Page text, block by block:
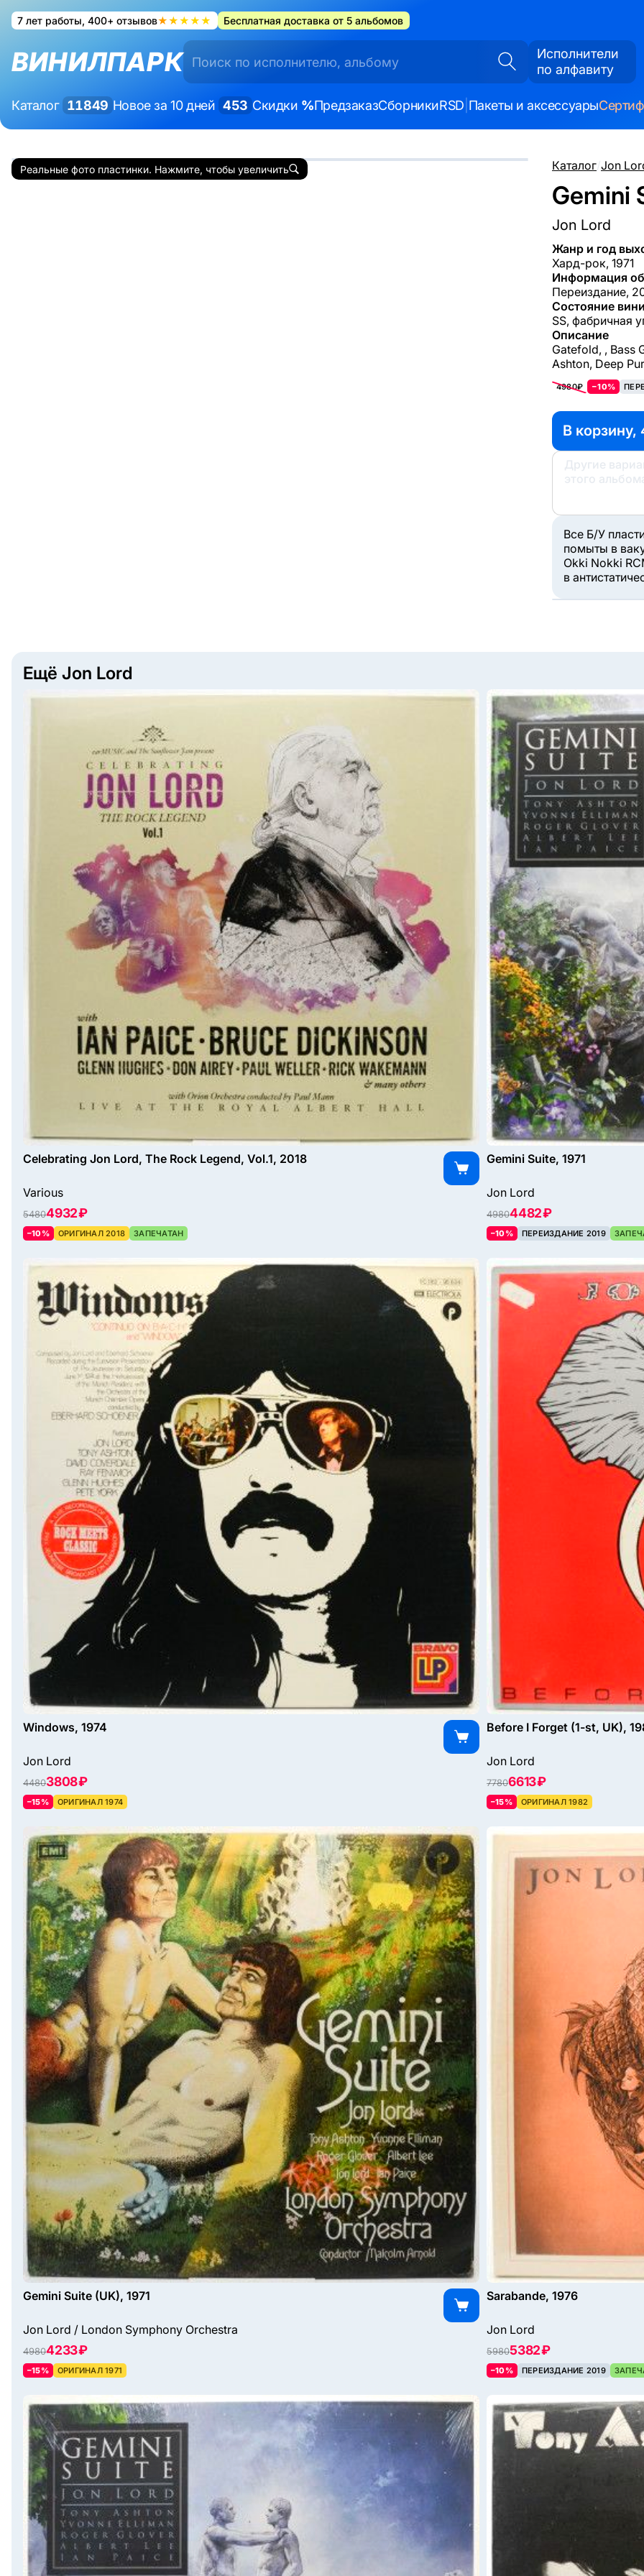
7 лет работы, 400+ отзывов★★★★★ Бесплатная доставка от 5 альбомов
ВИНИЛПАРК
Исполнители
по алфавиту
Каталог 11849 Новое за 10 дней 453 Скидки %ПредзаказСборникиRSD Пакеты и аксессуары
Каталог/Jon
Gemini
Jon Lord
Жанр и год
Хард-рок, 1971
Информация
Переиздание,
Состояние
SS, фабричная
Описание
Gatefold, , Bass
Ashton, Deep
4980₽ −10%
В корзину,
Другие
этого
Все Б/У
помыты в
Okki Nokki
в
Реальные фото пластинки. Нажмите, чтобы увеличить
Ещё Jon Lord
Celebrating Jon Lord, The Rock Legend, Vol.1, 2018
Various
54804932 ₽
–10% ОРИГИНАЛ 2018 ЗАПЕЧАТАН
Gemini Suite, 1971
Jon Lord
49804482 ₽
–10% ПЕРЕИЗДАНИЕ 2019
Windows, 1974
Jon Lord
44803808 ₽
–15% ОРИГИНАЛ 1974
Before I Forget (1-st, UK),
Jon Lord
77806613 ₽
–15% ОРИГИНАЛ 1982
Gemini Suite (UK), 1971
Jon Lord / London Symphony Orchestra
49804233 ₽
–15% ОРИГИНАЛ 1971
Sarabande, 1976
Jon Lord
59805382 ₽
–10% ПЕРЕИЗДАНИЕ 2019